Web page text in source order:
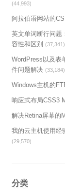
(44,993)
阿拉伯语网站的
英文单词断行问题
容性和区别
(37,341)
WordPress以及表
件问题解决 (33,184)
Windows主机的
响应式布局CSS3
解决Retina屏幕的
我的云主机使用经
(29,570)
分类